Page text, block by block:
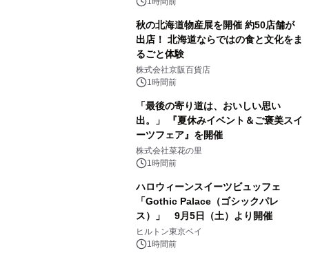
9/12(土)に開催
秋の北海道物産展を開催 約50店舗が
出店！ 北海道ならではの食と文化をま
るごと体験
株式会社京阪百貨店
1時間前
「最後の寄り道は、おいしい思い
出。」 『夏休みイベント＆ご褒美スイ
ーツフェア』を開催
株式会社菜花の里
1時間前
ハロウィーンスイーツビュッフェ
「Gothic Palace（ゴシックパレ
ス）」 9月5日（土）より開催
ヒルトン東京ベイ
1時間前